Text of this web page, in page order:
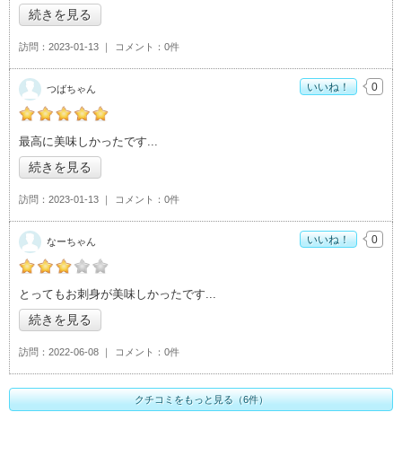
続きを見る
訪問 2023-01-13 コメント 0件
の「刺身和食 旭屋」おすすめ度：
最高に美味しかったです
続きを見る
訪問 2023-01-13 コメント 0件
つばちゃん いいね！ 0
の「刺身和食 旭屋」おすすめ度：
とってもお刺身が美味しかったです
続きを見る
訪問 2022-06-08 コメント 0件
なーちゃん いいね！ 0
クチコミをもっと見る（6件）